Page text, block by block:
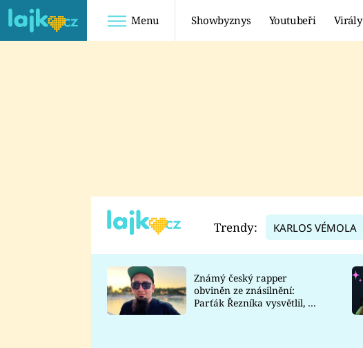
Menu Showbyznys Youtubeři Virály
TADEÁŠ KUBĚNKA
DATEL
Trendy: KARLOS VÉMOLA
Známý český rapper
obviněn ze znásilnění:
Parťák Řezníka vysvětlil, co